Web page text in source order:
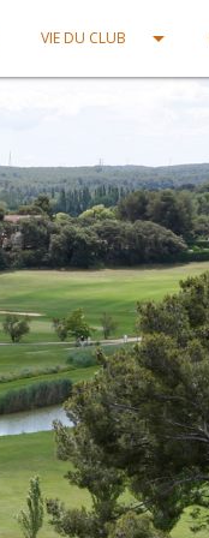
VIE DU CLUB arrow_drop_down